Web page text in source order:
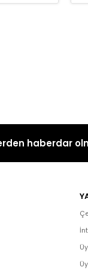
haberdar